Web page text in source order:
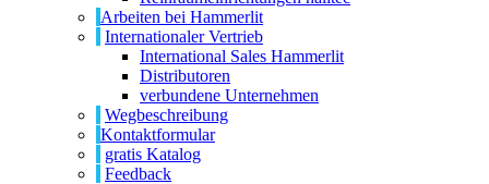
Arbeiten bei Hammerlit
Internationaler Vertrieb
International Sales Hammerlit
Distributoren
verbundene Unternehmen
Wegbeschreibung
Kontaktformular
gratis Katalog
Feedback